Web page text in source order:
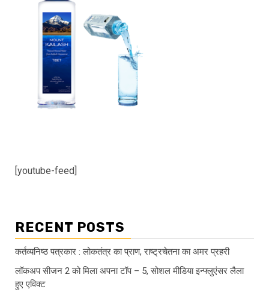
[youtube-feed]
RECENT POSTS
कर्तव्यनिष्ठ पत्रकार : लोकतंत्र का प्राण, राष्ट्रचेतना का अमर प्रहरी
लॉकअप सीजन 2 को मिला अपना टॉप – 5, सोशल मीडिया इन्फ्लुएंसर लैला
हुए एविक्ट